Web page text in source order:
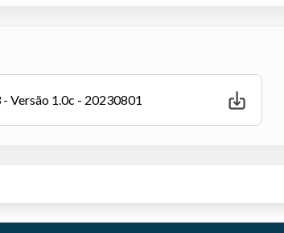
Versão 1.0c - 20230801